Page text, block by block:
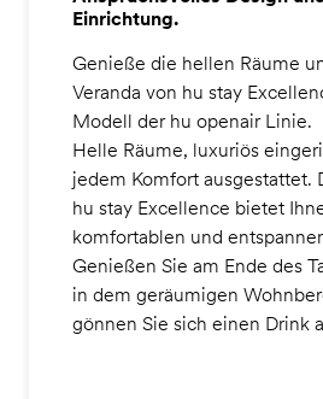
Einrichtung.
Genieße die hellen Räume
Veranda von hu stay
Modell der hu openair Linie.
Helle Räume, luxuriös
jedem Komfort ausgestattet.
hu stay Excellence bietet
komfortablen und
Genießen Sie am Ende des
in dem geräumigen
gönnen Sie sich einen Drink